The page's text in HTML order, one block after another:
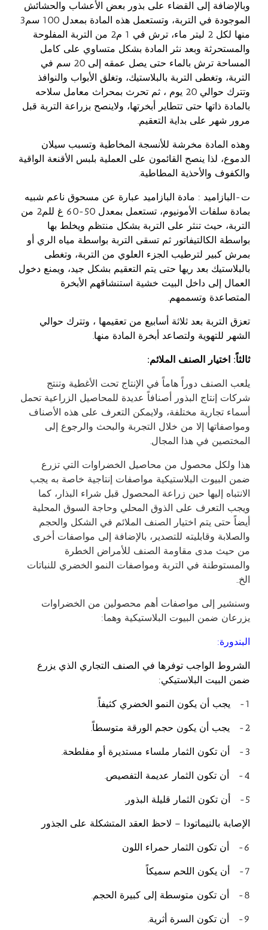
وبالإضافة إلى القضاء على بذور بعض الأعشاب والحشائش
الموجودة في التربة، وتستعمل هذه المادة بمعدل 100 سم3
منها لكل 2 ليتر ماء، ترش في 1 م2 من التربة المفلوحة
والمستحرثة وبعد نثر المادة بشكل متساوي على كامل
المساحة ترش بالماء حتى يصل عمقه إلى 20 سم في
التربة، وتغطى التربة بالبلاستيك، وتغلق الأبواب والنوافذ
وتترك حوالي 20 يوم ، ثم تحرث بمحراث معامل سلاحه
بالمادة ذاتها حتى تتطاير أبخرتها، ولاينصح بزراعة التربة قبل
مرور شهر على بداية التعقيم.
وهذه المادة مخرشة للأنسجة المخاطية وتسبب سيلان
الدموع، لذا ينصح القائمون على العملية بلبس الأقنعة الواقية
والكفوف والأحذية المطاطية.
ت‌-البازاميد : مادة البازاميد عبارة عن مسحوق ناعم شبيه
بمادة سلفات الأمونيوم، تستعمل بمعدل 50-60 غ للم2 من
التربة، حيث تنثر على التربة بشكل منتظم ويخلط بها
بواسطة الكالتيفاتور ثم تسقى التربة بواسطة مياه الري أو
بمرش كبير لترطيب الجزء العلوي من التربة، وتغطى
بالبلاستيك بعد ريها حتى يتم التعقيم بشكل جيد، ويمنع دخول
العمال إلى داخل البيت خشية استنشاقهم الأبخرة
المتصاعدة وتسممهم.
تعزق التربة بعد ثلاثة أسابيع من تعقيمها ، وتترك حوالي
الشهر للتهوية ولتصاعد أبخرة المادة منها.
ثالثاً: اختيار الصنف الملائم:
يلعب الصنف دوراً هاماً في الإنتاج تحت الأغطية وتنتج
شركات إنتاج البذور أصنافاً عديدة للمحاصيل الزراعية تحمل
أسماء تجارية مختلفة، ولايمكن التعرف على هذه الأصناف
ومواصفاتها إلا من خلال التجربة والبحث والرجوع إلى
المختصين في هذا المجال.
هذا ولكل محصول من محاصيل الخضراوات التي تزرع
ضمن البيوت البلاستيكية مواصفات إنتاجية خاصة به يجب
الانتباه إليها حين زراعة المحصول قبل شراء البذار، كما
ويجب التعرف على الذوق المحلي وحاجة السوق المحلية
أيضاً حتى يتم اختيار الصنف الملائم في الشكل والحجم
والصلابة وقابليته للتصدير، بالإضافة إلى مواصفات أخرى
من حيث مدى مقاومة الصنف للأمراض الخطرة
والمستوطنة في التربة ومواصفات النمو الخضري للنباتات
الخ..
وسنشير إلى مواصفات أهم محصولين من الخضراوات
يزرعان ضمن البيوت البلاستيكية وهما:
البندورة:
الشروط الواجب توفرها في الصنف التجاري الذي يزرع
ضمن البيت البلاستيكي:
1- يجب أن يكون النمو الخضري كثيفاً.
2- يجب أن يكون حجم الورقة متوسطاً.
3- أن تكون الثمار ملساء مستديرة أو مفلطحة.
4- أن تكون الثمار عديمة التفصيص.
5- أن تكون الثمار قليلة البذور.
الإصابة بالنيماتودا – لاحظ العقد المتشكلة على الجذور
6- أن تكون الثمار حمراء اللون
7- أن يكون اللحم سميكاً
8- أن تكون متوسطة إلى كبيرة الحجم.
9- أن تكون السرة أثرية.